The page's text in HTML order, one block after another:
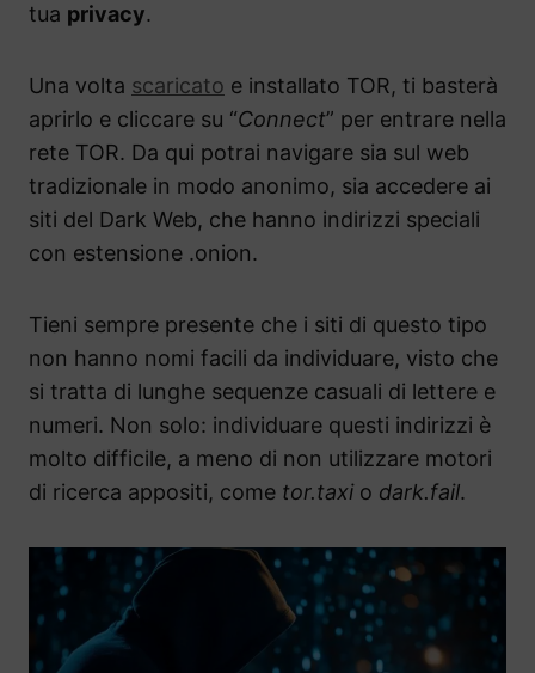
tua privacy.
Una volta scaricato e installato TOR, ti basterà
aprirlo e cliccare su “Connect” per entrare nella
rete TOR. Da qui potrai navigare sia sul web
tradizionale in modo anonimo, sia accedere ai
siti del Dark Web, che hanno indirizzi speciali
con estensione .onion.
Tieni sempre presente che i siti di questo tipo
non hanno nomi facili da individuare, visto che
si tratta di lunghe sequenze casuali di lettere e
numeri. Non solo: individuare questi indirizzi è
molto difficile, a meno di non utilizzare motori
di ricerca appositi, come tor.taxio dark.fail.